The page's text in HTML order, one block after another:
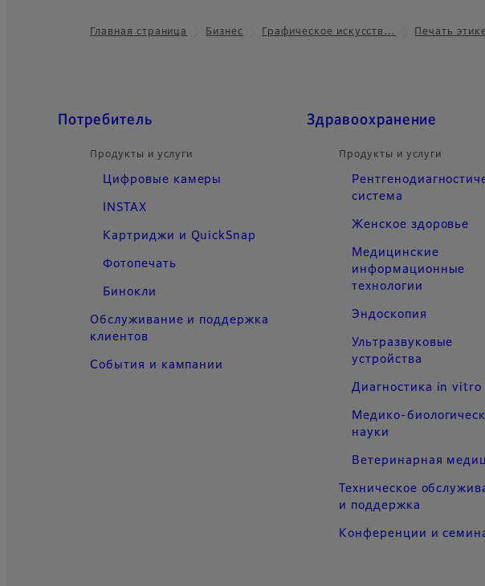
Главная страница Бизнес Графическое искусств… Печать
Быстрые ссылки
Потребитель
Продукты и услуги
Цифровые камеры
INSTAX
Картриджи и QuickSnap
Фотопечать
Бинокли
Обслуживание и поддержка
клиентов
События и кампании
Здравоохранение
Продукты и услуги
система
Женское здоровье
Медицинские
информационные
технологии
Эндоскопия
Ультразвуковые
устройства
Диагностика in vitro
Медико-
науки
Ветеринарная
Техническое
и поддержка
Конференции и